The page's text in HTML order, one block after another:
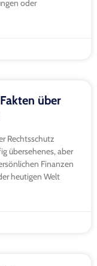
oder
über
Rechtsschutz
übersehenes, aber
Finanzen
heutigen Welt